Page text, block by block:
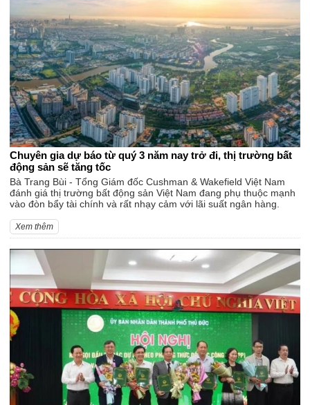
Chuyên gia dự báo từ quý 3 năm nay trở đi, thị trường bất
động sản sẽ tăng tốc
Bà Trang Bùi - Tổng Giám đốc Cushman & Wakefield Việt Nam
đánh giá thị trường bất động sản Việt Nam đang phụ thuộc mạnh
vào đòn bẩy tài chính và rất nhạy cảm với lãi suất ngân hàng.
Xem thêm